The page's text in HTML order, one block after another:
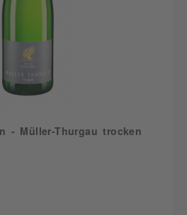
- Müller-Thurgau trocken